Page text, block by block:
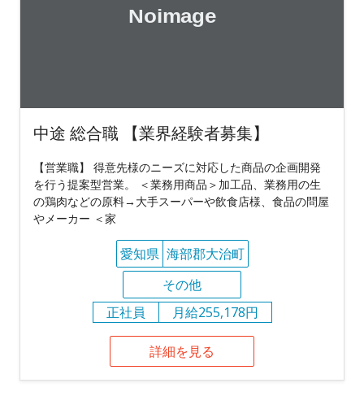
中途 総合職 【業界経験者募集】
【営業職】 得意先様のニーズに対応した商品の企画開発
を行う提案型営業。 ＜業務用商品＞加工品、業務用の生
の鶏肉などの原料→大手スーパーや飲食店様、食品の問屋
やメーカー ＜家
愛知県 海部郡大治町
その他
正社員
月給255,178円
詳細を見る